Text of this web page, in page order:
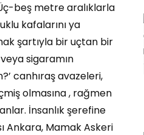
beş metre aralıklarla
kafalarını ya
şartıyla bir uçtan bir
sigaramın
canhıraş avazeleri,
olmasına , rağmen
İnsanlık şerefine
Ankara, Mamak Askeri